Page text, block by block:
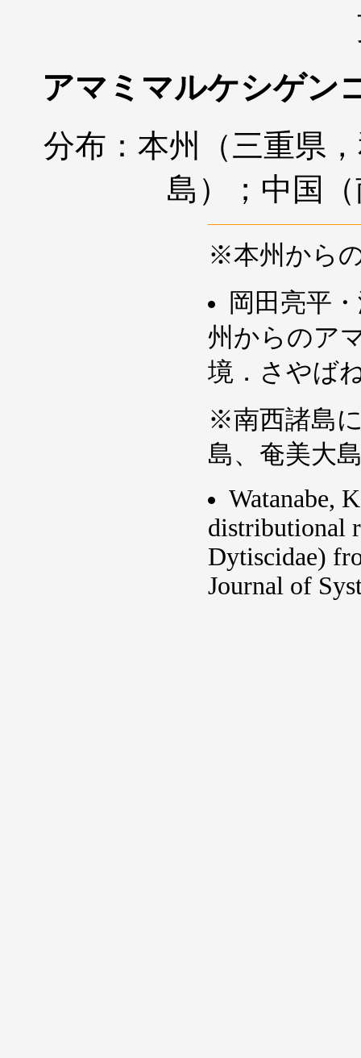
アマミマルケシゲン
分布：本州（三重県
島）；中国
※本州から
岡田亮平
州からのア
境．さやば
※南西諸島
島、奄美大
Watanabe,
distributional
Dytiscidae)
Journal of